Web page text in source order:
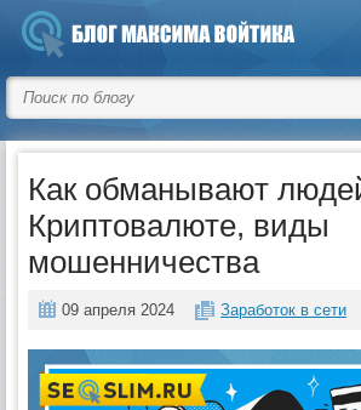
Как обманывают
Криптовалюте, виды
мошенничества
09 апреля 2024 Заработок в сети